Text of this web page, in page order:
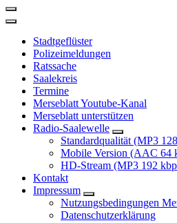
Stadtgeflüster
Polizeimeldungen
Ratssache
Saalekreis
Termine
Merseblatt Youtube-Kanal
Merseblatt unterstützen
Radio-Saalewelle
Standardqualität (MP3
Mobile Version (AAC 64
HD-Stream (MP3 192
Kontakt
Impressum
Nutzungsbedingungen
Datenschutzerklärung